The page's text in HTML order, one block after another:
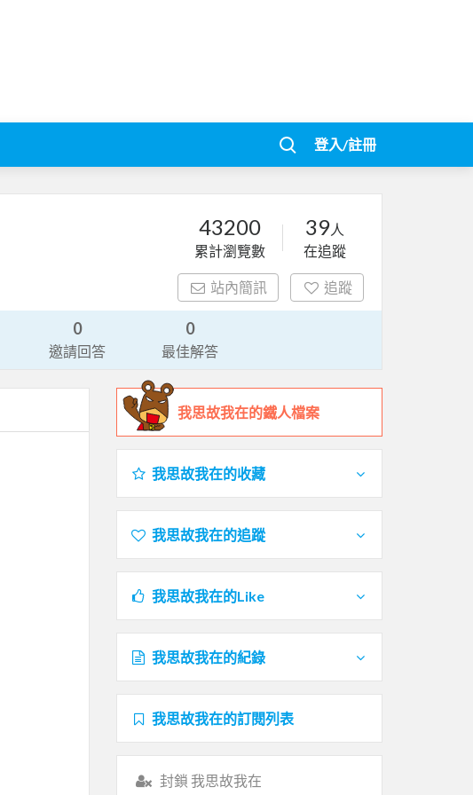
登入/註冊
43200
累計瀏覽數
39人
在追蹤
站內簡訊 追蹤
0
邀請回答
0
最佳解答
我思故我在的鐵人檔案
我思故我在的收藏
我思故我在的追蹤
我思故我在的Like
我思故我在的紀錄
我思故我在的訂閱列表
封鎖 我思故我在